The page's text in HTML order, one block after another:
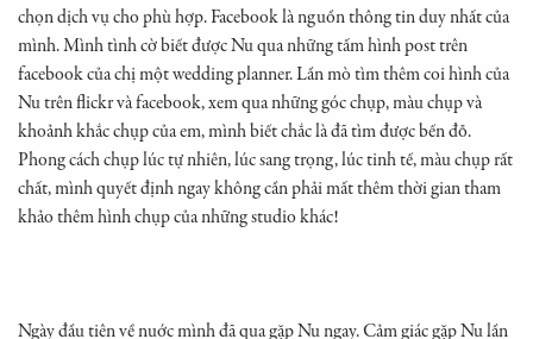
chọn dịch vụ cho phù hợp. Facebook là nguồn thông tin duy nhất của
mình. Mình tình cờ biết được Nu qua những tấm hình post trên
facebook của chị một wedding planner. Lần mò tìm thêm coi hình của
Nu trên flickr và facebook, xem qua những góc chụp, màu chụp và
khoảnh khắc chụp của em, mình biết chắc là đã tìm được bến đỗ.
Phong cách chụp lúc tự nhiên, lúc sang trọng, lúc tinh tế, màu chụp rất
chất, mình quyết định ngay không cần phải mất thêm thời gian tham
khảo thêm hình chụp của những studio khác!
Ngày đầu tiên về nuớc mình đã qua gặp Nu ngay. Cảm giác gặp Nu lần